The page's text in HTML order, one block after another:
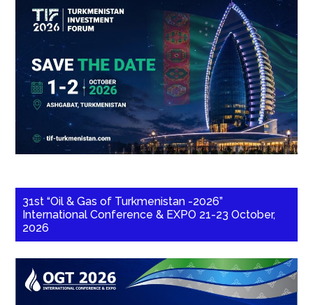
31st “Oil & Gas of Turkmenistan -2026”
International Conference & EXPO 21-23 October,
2026